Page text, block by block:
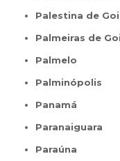
Palestina de
Palmeiras de
Palmelo
Palminópolis
Panamá
Paranaiguara
Paraúna